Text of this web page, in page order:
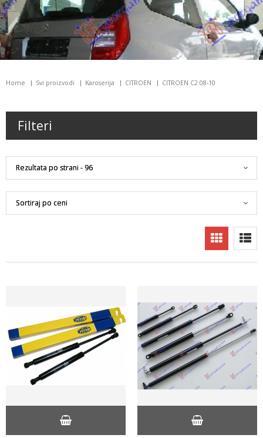
Home Svi proizvodi Karoserija CITROEN CITROEN C2 08-10
Filteri